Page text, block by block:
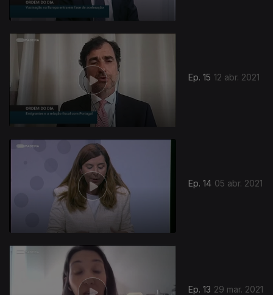
Ep. 15 12 abr. 2021
Ep. 14 05 abr. 2021
Ep. 13 29 mar. 2021
534059